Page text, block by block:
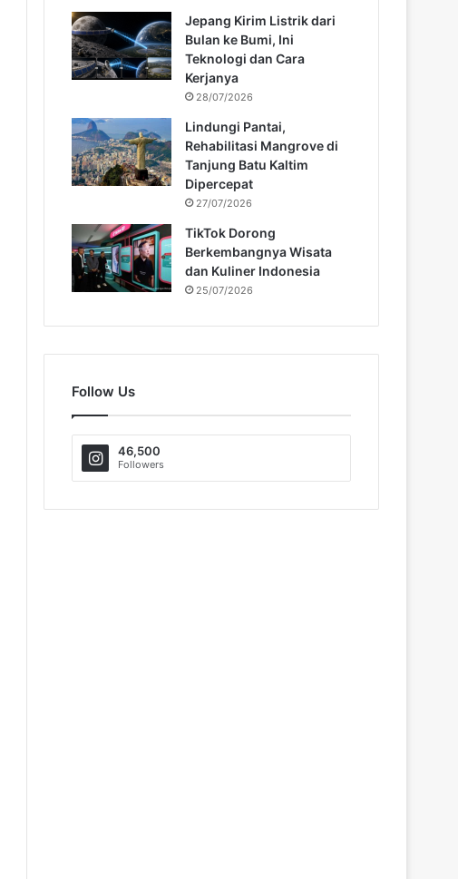
Jepang Kirim Listrik dari
Bulan ke Bumi, Ini
Teknologi dan Cara
Kerjanya
28/07/2026
Lindungi Pantai,
Rehabilitasi Mangrove di
Tanjung Batu Kaltim
Dipercepat
27/07/2026
TikTok Dorong
Berkembangnya Wisata
dan Kuliner Indonesia
25/07/2026
Follow Us
46,500
Followers